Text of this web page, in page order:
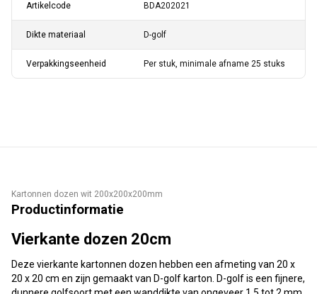
Artikelcode BDA202021
Dikte materiaal D-golf
Verpakkingseenheid Per stuk, minimale afname 25 stuks
Kartonnen dozen wit 200x200x200mm
Productinformatie
Vierkante dozen 20cm
Deze vierkante kartonnen dozen hebben een afmeting van 20 x
20 x 20 cm en zijn gemaakt van D-golf karton. D-golf is een fijnere,